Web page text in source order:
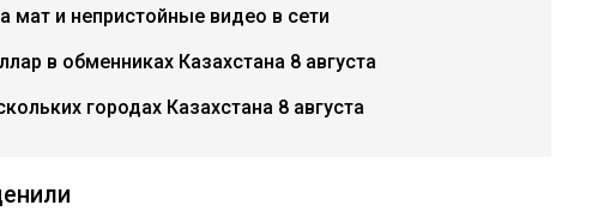
мат и непристойные видео в сети
в обменниках Казахстана 8 августа
городах Казахстана 8 августа